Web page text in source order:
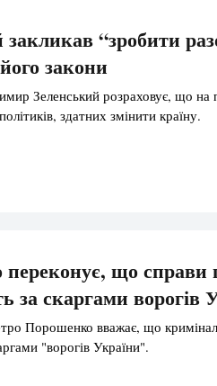
“зробити
закони
Зеленський розраховує, що на
здатних змінити країну.
що справи
за скаргами ворогів
Порошенко вважає, що
"ворогів України".